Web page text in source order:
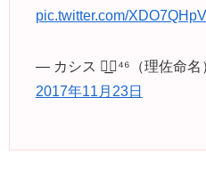
pic.twitter.com/
— カシス ◢͟￨⁴⁶（理佐命名
2017年11月23日